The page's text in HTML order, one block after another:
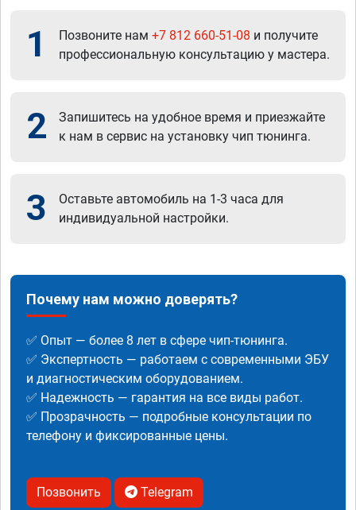
1 Позвоните нам +7 812 660-51-08 и получите
профессиональную консультацию у мастера.
2
Запишитесь на удобное время и приезжайте
к нам в сервис на установку чип тюнинга.
3
Оставьте автомобиль на 1-3 часа для
индивидуальной настройки.
Почему нам можно доверять?
✅ Опыт — более 8 лет в сфере чип-тюнинга.
✅ Экспертность — работаем с современными ЭБУ
и диагностическим оборудованием.
✅ Надежность — гарантия на все виды работ.
✅ Прозрачность — подробные консультации по
телефону и фиксированные цены.
Позвонить Telegram